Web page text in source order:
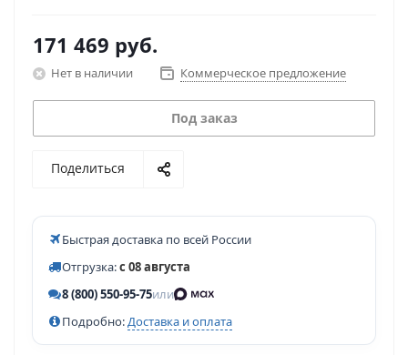
171 469 руб.
Нет в наличии Коммерческое предложение
Под заказ
Поделиться
Быстрая доставка по всей России
Отгрузка:с 08 августа
8 (800) 550-95-75или
Подробно:Доставка и оплата